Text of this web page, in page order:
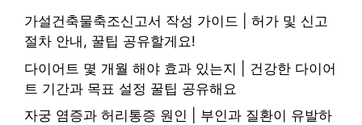
가설건축물축조신고서 작성 가이드 | 허가 및 신고
절차 안내, 꿀팁 공유할게요!
다이어트 몇 개월 해야 효과 있는지 | 건강한 다이어
트 기간과 목표 설정 꿀팁 공유해요
자궁 염증과 허리통증 원인 | 부인과 질환이 유발하